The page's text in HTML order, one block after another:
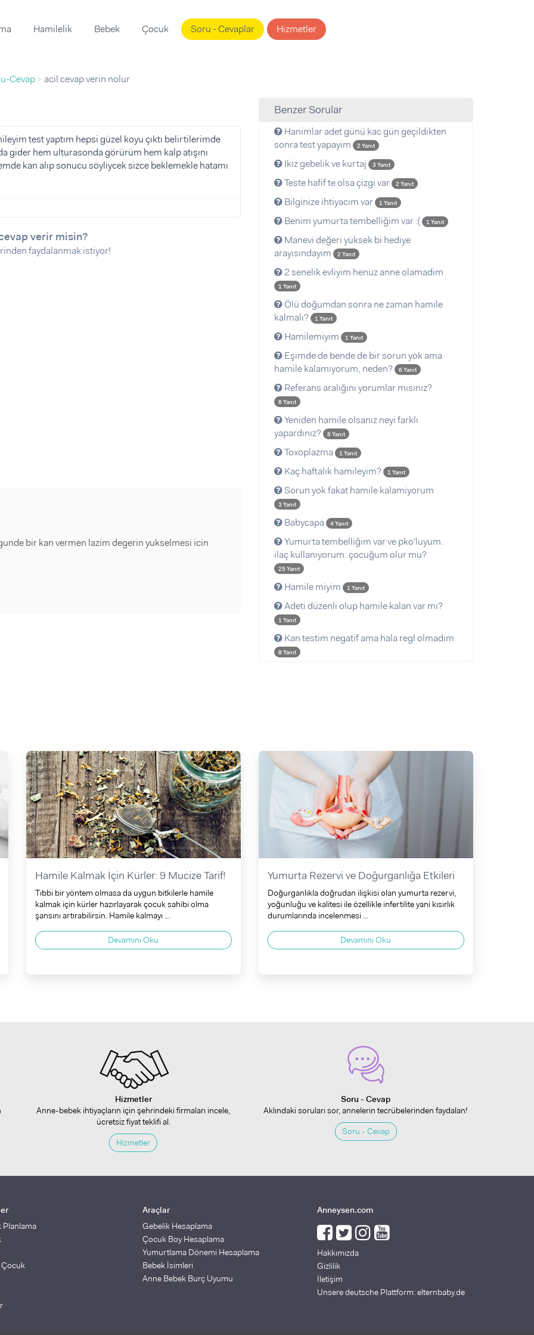
Hamilelik Bebek Çocuk Soru - Cevaplar Hizmetler
Cevap acil cevap verin nolur
test yaptım hepsi güzel koyu çıktı belirtilerimde
gider hem ulturasonda görürüm hem kalp atışını
kan alıp sonucu söyliycek sizce beklemekle hatamı
verir misin?
faydalanmak istiyor!
bir kan vermen lazim degerin yukselmesi icin
Benzer Sorular
Hanimlar adet günü kac gün geçildikten
sonra test yapayim
2 Yanıt
Ikiz gebelik ve kurtaj 3 Yanıt
Teste hafif te olsa çizgi var 2 Yanıt
Bilginize ihtiyacım var 1 Yanıt
Benim yumurta tembelliğim var :( 1 Yanıt
Manevi değeri yüksek bi hediye
arayısındayım
2 Yanıt
2 senelik evliyim henuz anne olamadim
1 Yanıt
Ölü doğumdan sonra ne zaman hamile
kalmalı?
1 Yanıt
Hamilemiyim 1 Yanıt
Eşimde de bende de bir sorun yok ama
hamile kalamıyorum, neden?
6 Yanıt
Referans aralığını yorumlar mısınız?
6 Yanıt
Yeniden hamile olsanız neyi farklı
yapardınız?
8 Yanıt
Toxoplazma 1 Yanıt
Kaç haftalık hamileyim? 1 Yanıt
Sorun yok fakat hamile kalamiyorum
3 Yanıt
Babycapa 4 Yanıt
Yumurta tembelliğim var ve pko'luyum.
ilaç kullanıyorum. çocuğum olur mu?
25 Yanıt
Hamile miyim 1 Yanıt
Adeti düzenli olup hamile kalan var mı?
1 Yanıt
Kan testim negatif ama hala regl olmadım
8 Yanıt
Hamile Kalmak İçin Kürler: 9 Mucize Tarif!
Tıbbi bir yöntem olmasa da uygun bitkilerle hamile
kalmak için kürler hazırlayarak çocuk sahibi olma
şansını artırabilirsin. Hamile kalmayı ...
Devamını Oku
Yumurta Rezervi ve Doğurganlığa Etkileri
Doğurganlıkla doğrudan ilişkisi olan yumurta rezervi,
yoğunluğu ve kalitesi ile özellikle infertilite yani kısırlık
durumlarında incelenmesi ...
Devamını Oku
Hizmetler
Anne-bebek ihtiyaçların için şehrindeki firmaları incele,
ücretsiz fiyat teklifi al.
Hizmetler
Soru - Cevap
Aklındaki soruları sor, annelerin tecrübelerinden faydalan!
Soru - Cevap
Planlama
Çocuk
Araçlar
Gebelik Hesaplama
Çocuk Boy Hesaplama
Yumurtlama Dönemi Hesaplama
Bebek İsimleri
Anne Bebek Burç Uyumu
Anneysen.com
Hakkımızda
Gizlilik
İletişim
Unsere deutsche Plattform: elternbaby.de